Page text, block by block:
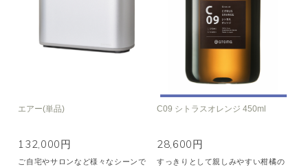
エアー(単品)
132,000円
ご自宅やサロンなど様々なシーンで
C09 シトラスオレンジ 450ml
28,600円
すっきりとして親しみやすい柑橘の